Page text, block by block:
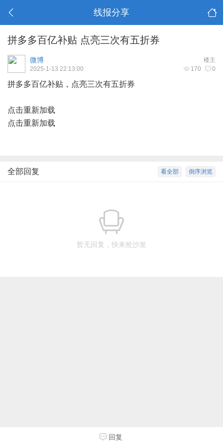
线报分享
拼多多百亿补贴 点亮三次有五折券
楼主
微博
170 0
2025-1-13 22:13:00
拼多多百亿补贴，点亮三次有五折券
点击重新加载
点击重新加载
倒序浏览
看全部
全部回复
暂无回复，快来抢沙发
回复